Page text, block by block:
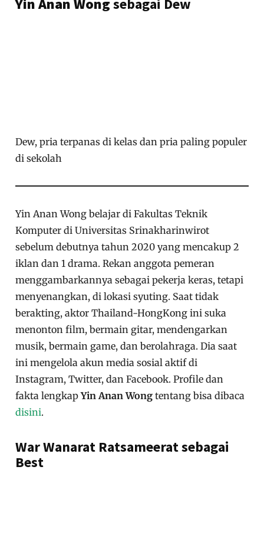
Yin Anan Wongsebagai Dew
Dew, pria terpanas di kelas dan pria paling populer
di sekolah
Yin Anan Wong belajar di Fakultas Teknik
Komputer di Universitas Srinakharinwirot
sebelum debutnya tahun 2020 yang mencakup 2
iklan dan 1 drama. Rekan anggota pemeran
menggambarkannya sebagai pekerja keras, tetapi
menyenangkan, di lokasi syuting. Saat tidak
berakting, aktor Thailand-HongKong ini suka
menonton film, bermain gitar, mendengarkan
musik, bermain game, dan berolahraga. Dia saat
ini mengelola akun media sosial aktif di
Instagram, Twitter, dan Facebook. Profile dan
fakta lengkapYin Anan Wong tentang bisa dibaca
disini.
War Wanarat Ratsameerat sebagai
Best